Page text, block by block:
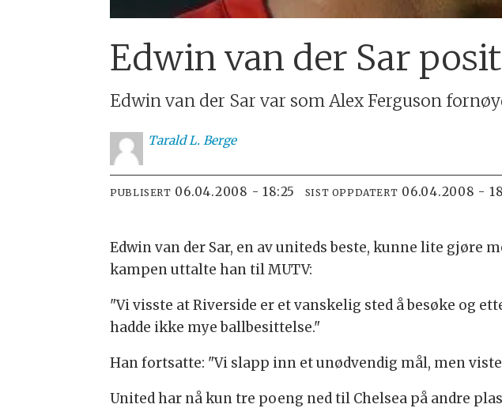
Edwin van der Sar
Edwin van der Sar var som Alex Ferguson
Tarald L. Berge
PUBLISERT 06.04.2008 - 18:25 SIST OPPDATERT 06.04.2008 -
Edwin van der Sar, en av uniteds beste, kunne lite gjøre
kampen uttalte han til MUTV:
"Vi visste at Riverside er et vanskelig sted å besøke og
hadde ikke mye ballbesittelse."
Han fortsatte: "Vi slapp inn et unødvendig mål, men
United har nå kun tre poeng ned til Chelsea på andre